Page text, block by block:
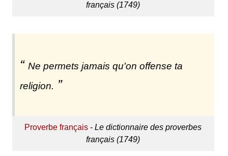
français (1749)
Ne permets jamais qu'on offense ta
religion.
Proverbe français -Le dictionnaire des proverbes
français (1749)